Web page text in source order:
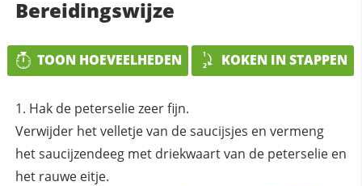
Bereidingswijze
TOON HOEVEELHEDEN KOKEN IN STAPPEN
Hak de peterselie zeer fijn.
Verwijder het velletje van de saucijsjes en vermeng
het saucijzendeeg met driekwaart van de peterselie en
het rauwe eitje.